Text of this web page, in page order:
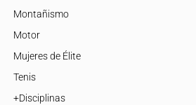
Montañismo
Motor
Mujeres de Élite
Tenis
+Disciplinas